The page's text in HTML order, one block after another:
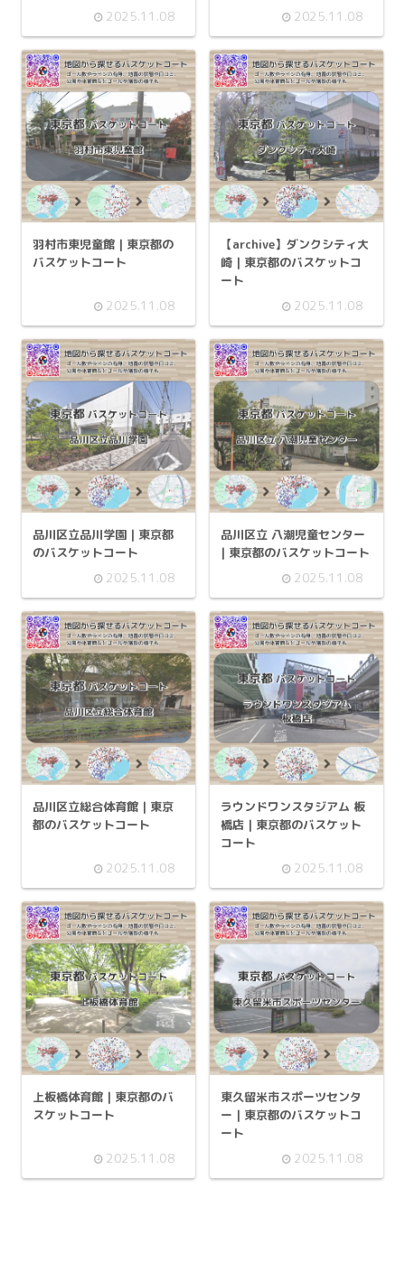
2025.11.08
2025.11.08
羽村市東児童館 | 東京都の
バスケットコート
2025.11.08
【archive】ダンクシティ大
崎 | 東京都のバスケットコ
ート
2025.11.08
品川区立品川学園 | 東京都
のバスケットコート
2025.11.08
品川区立 八潮児童センター
| 東京都のバスケットコート
2025.11.08
品川区立総合体育館 | 東京
都のバスケットコート
2025.11.08
ラウンドワンスタジアム 板
橋店 | 東京都のバスケット
コート
2025.11.08
上板橋体育館 | 東京都のバ
スケットコート
2025.11.08
東久留米市スポーツセンタ
ー | 東京都のバスケットコ
ート
2025.11.08